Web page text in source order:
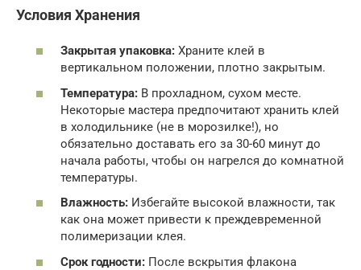
Условия Хранения
Закрытая упаковка: Храните клей в
вертикальном положении, плотно закрытым.
Температура: В прохладном, сухом месте.
Некоторые мастера предпочитают хранить клей
в холодильнике (не в морозилке!), но
обязательно доставать его за 30-60 минут до
начала работы, чтобы он нагрелся до комнатной
температуры.
Влажность: Избегайте высокой влажности, так
как она может привести к преждевременной
полимеризации клея.
Срок годности: После вскрытия флакона